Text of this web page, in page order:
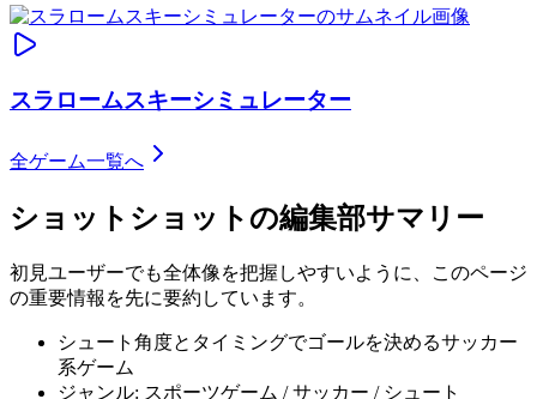
スラロームスキーシミュレーター
全ゲーム一覧へ
ショットショット の編集部サマリー
初見ユーザーでも全体像を把握しやすいように、このページ
の重要情報を先に要約しています。
シュート角度とタイミングでゴールを決めるサッカー
系ゲーム
ジャンル: スポーツゲーム / サッカー / シュート